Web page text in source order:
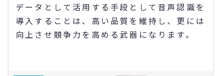
データとして活用する手段として音声認識を
導入することは、高い品質を維持し、更には
向上させ競争力を高める武器になります。